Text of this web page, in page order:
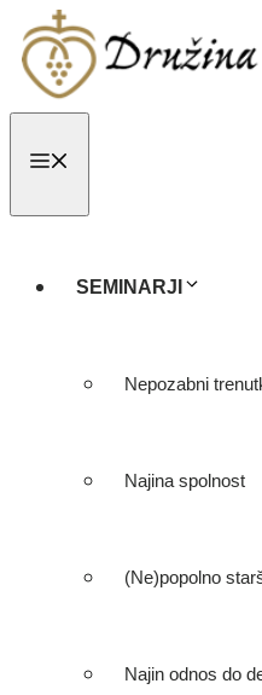
Skip
to
content
SEMINARJI
Nepozabni
Najina spolnost
(Ne)popolno
Najin odnos do